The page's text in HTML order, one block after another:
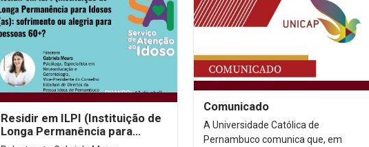
Residir em ILPI (Instituição de
Longa Permanência para
Idosos(as)): sofrimento ou
Comunicado
A Universidade Católica de
Pernambuco comunica que, em